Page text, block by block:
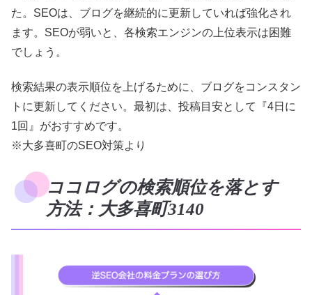
た。SEOは、ブログを継続的に更新していれば強化され
ます。SEOが弱いと、各検索エンジンの上位表示は困難
でしょう。
検索結果の表示順位を上げるために、ブログをコンスタン
トに更新してください。最初は、投稿目安として『4日に
1回』がおすすめです。
※大多喜町のSEO対策より
ココログの検索順位を落とす
方法：大多喜町3140